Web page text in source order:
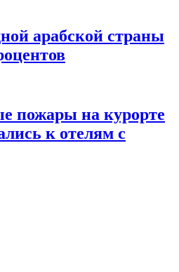
арабской страны
пожары на курорте
к отелям с